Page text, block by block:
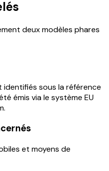
deux modèles phares
identifiés sous la référence
émis via le système EU
.
et moyens de